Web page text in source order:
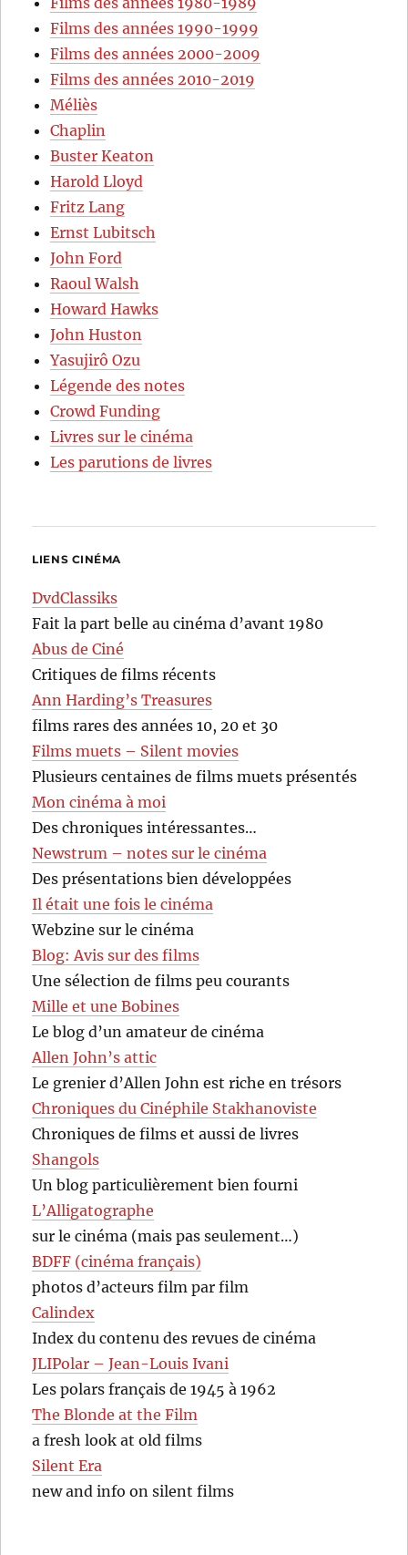
Films des années 1990-1999
Films des années 2000-2009
Films des années 2010-2019
Méliès
Chaplin
Buster Keaton
Harold Lloyd
Fritz Lang
Ernst Lubitsch
John Ford
Raoul Walsh
Howard Hawks
John Huston
Yasujirô Ozu
Légende des notes
Crowd Funding
Livres sur le cinéma
Les parutions de livres
LIENS CINÉMA
DvdClassiks
Fait la part belle au cinéma d’avant 1980
Abus de Ciné
Critiques de films récents
Ann Harding’s Treasures
films rares des années 10, 20 et 30
Films muets – Silent movies
Plusieurs centaines de films muets présentés
Mon cinéma à moi
Des chroniques intéressantes…
Newstrum – notes sur le cinéma
Des présentations bien développées
Il était une fois le cinéma
Webzine sur le cinéma
Blog: Avis sur des films
Une sélection de films peu courants
Mille et une Bobines
Le blog d’un amateur de cinéma
Allen John’s attic
Le grenier d’Allen John est riche en trésors
Chroniques du Cinéphile Stakhanoviste
Chroniques de films et aussi de livres
Shangols
Un blog particulièrement bien fourni
L’Alligatographe
sur le cinéma (mais pas seulement…)
BDFF (cinéma français)
photos d’acteurs film par film
Calindex
Index du contenu des revues de cinéma
JLIPolar – Jean-Louis Ivani
Les polars français de 1945 à 1962
The Blonde at the Film
a fresh look at old films
Silent Era
new and info on silent films